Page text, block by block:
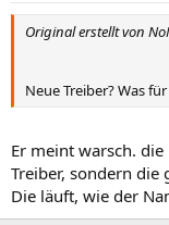
Original erstellt von
Neue Treiber? Was
Er meint warsch.
Treiber, sondern die
Die läuft, wie der